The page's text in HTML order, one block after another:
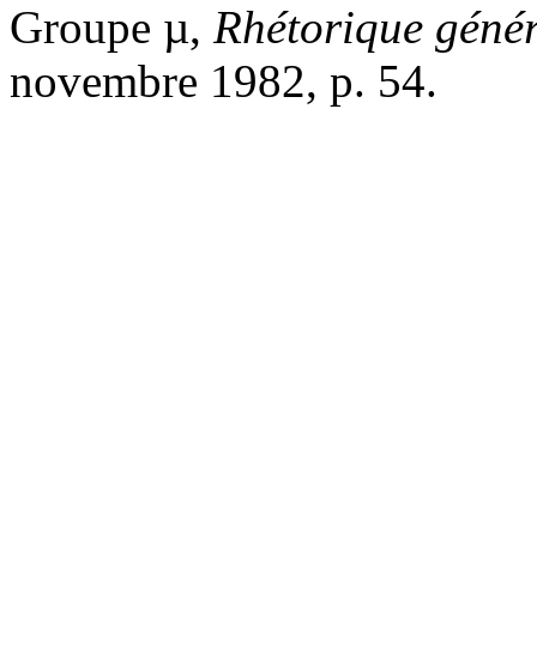
Groupe µ, Rhétorique
novembre 1982, p. 54.